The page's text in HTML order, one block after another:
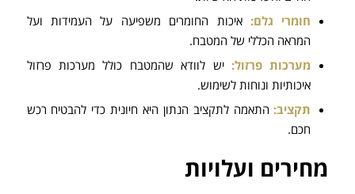
חומרי גלם: איכות החומרים משפיעה על העמידות ועל
המראה הכללי של המטבח.
מערכות פרזול: יש לוודא שהמטבח כולל מערכות פרזול
איכותיות ונוחות לשימוש.
תקציב: התאמה לתקציב הנתון היא חיונית כדי להבטיח רכש
חכם.
מחירים ועלויות